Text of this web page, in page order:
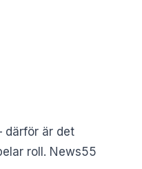
därför är det
roll. News55